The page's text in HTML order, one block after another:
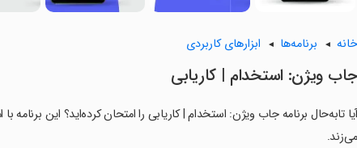
خانه برنامه‌ها ابزارهای کاربردی
جاب ویژن: استخدام | کاریابی
آیا تابه‌حال برنامه جاب ویژن: استخدام | کاریابی را امتحان کرده‌اید؟ این
می‌زند.